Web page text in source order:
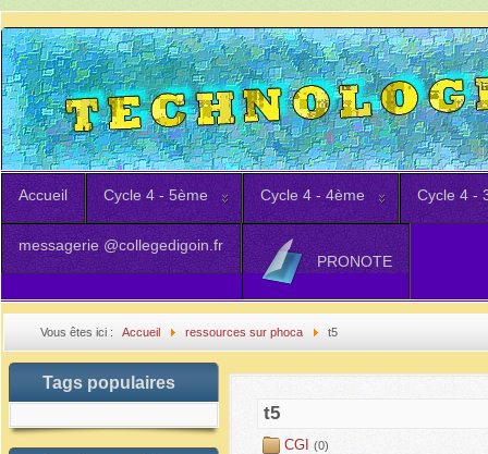
Accueil Cycle 4 - 5ème Cycle 4 - 4ème Cycle 4 -
messagerie @collegedigoin.fr
PRONOTE
Vous êtes ici : Accueil ressources sur phoca t5
Tags populaires
t5
CGI (0)